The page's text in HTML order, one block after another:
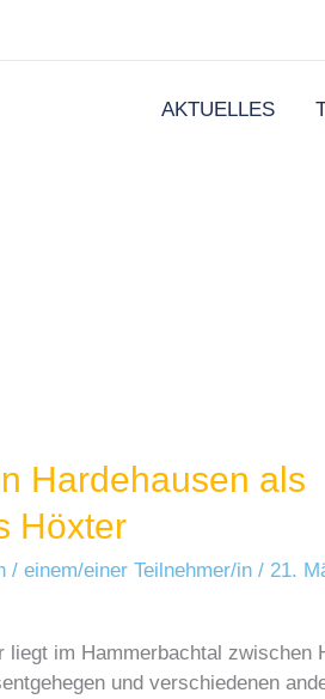
AKTUELLES
Hardehausen als
Höxter
/ einem/einer Teilnehmer/in / 21.
im Hammerbachtal zwischen
und verschiedenen